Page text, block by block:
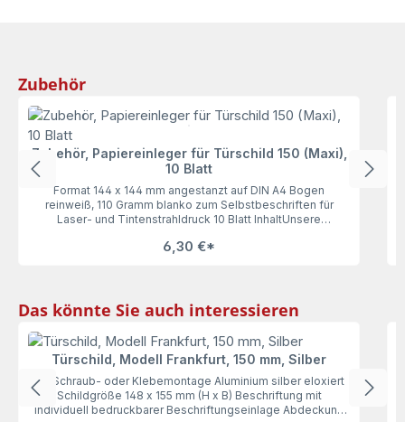
Produktgalerie überspringen
Zubehör
Zubehör, Papiereinleger für Türschild 150 (Maxi),
10 Blatt
Format 144 x 144 mm angestanzt auf DIN A4 Bogen
reinweiß, 110 Gramm blanko zum Selbstbeschriften für
Laser- und Tintenstrahldruck 10 Blatt InhaltUnsere
keine Wünsche offen. Mit 110 Gramm haben die Einleger
6,30 €*
Produktgalerie überspringen
Das könnte Sie auch interessieren
Türschild, Modell Frankfurt, 150 mm, Silber
zur Schraub- oder Klebemontage Aluminium silber eloxiert
Schildgröße 148 x 155 mm (H x B) Beschriftung mit
individuell bedruckbarer Beschriftungseinlage Abdeckung